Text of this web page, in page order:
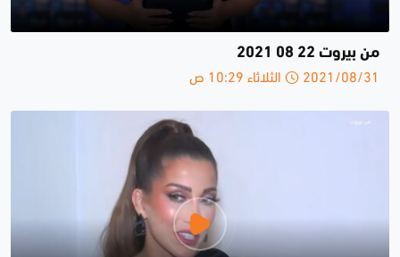
من بيروت 22 08 2021
2021/08/31 الثلاثاء 10:29 ص